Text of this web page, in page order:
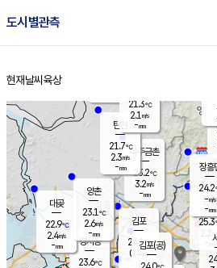
도시별관측
홈
현재날씨 육상
경서동
23.6℃
파주금촌
23.2℃
3.2m/s
-mm
대곶
22.9℃
2.4m/s
-mm
탄현
21.7℃
2.3m/s
-mm
김포
24.1℃
0.4 m/s
mm
양촌
23.1℃
2.6m/s
-mm
은평
25.3
2.2
- mm
장흥
24.2
-m/s
-mm
김포(공)
21.3℃
2.1 m/s
-mm